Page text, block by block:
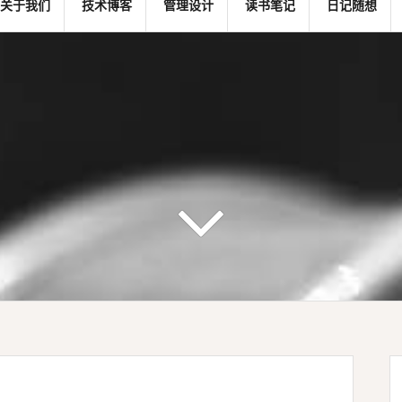
关于我们 技术博客 管理设计 读书笔记 日记随想